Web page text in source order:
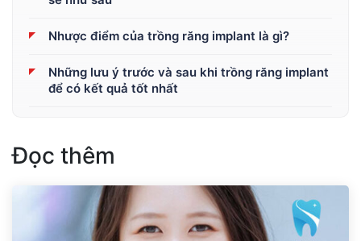
Nhược điểm của trồng răng implant là gì?
Những lưu ý trước và sau khi trồng răng implant
để có kết quả tốt nhất
Đọc thêm